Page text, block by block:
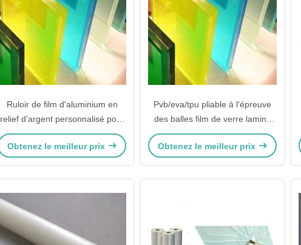
Ruloir de film d'aluminium en
relief d'argent personnalisé pour
les sacs thermiques
Obtenez le meilleur prix
Pvb/eva/tpu pliable à l'épreuve
des balles film de verre laminé
de sécurité trempé décoratif 0,38
mm
Obtenez le meilleur prix